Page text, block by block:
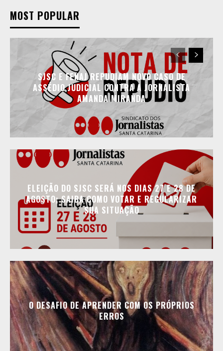
MOST POPULAR
SJSC E FENAJ REPUDIAM NOVO CASO DE
ASSÉDIO JUDICIAL CONTRA A JORNALISTA
AMANDA MIRANDA
ELEIÇÃO DO SJSC SERÁ NOS DIAS 27 E 28 DE
AGOSTO; SAIBA COMO VOTAR E REGULARIZAR
SUA SITUAÇÃO
O DESAFIO DE APRENDER COM OS PRÓPRIOS
ERROS